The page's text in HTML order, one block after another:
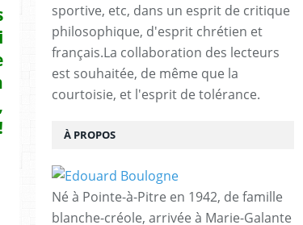
sportive, etc, dans un esprit de critique
philosophique, d'esprit chrétien et
français.La collaboration des lecteurs
est souhaitée, de même que la
courtoisie, et l'esprit de tolérance.
À PROPOS
Né à Pointe-à-Pitre en 1942, de famille
blanche-créole, arrivée à Marie-Galante